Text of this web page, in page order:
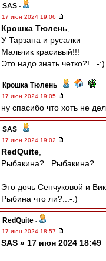
SAS -
17 июн 2024 19:06
Крошка Тюлень
У Тарзана и русалки
Мальчик красивый!!!
Это надо знать четко?!...-:)
Крошка Тюлень -
17 июн 2024 19:05
ну спасибо что хоть не
SAS -
17 июн 2024 19:02
RedQuite
Рыбакина?...Рыбакина?
Это дочь Сенчуковой и
Рыбина что ли?...-:)
RedQuite -
17 июн 2024 18:57
SAS » 17 июн 2024 18:49